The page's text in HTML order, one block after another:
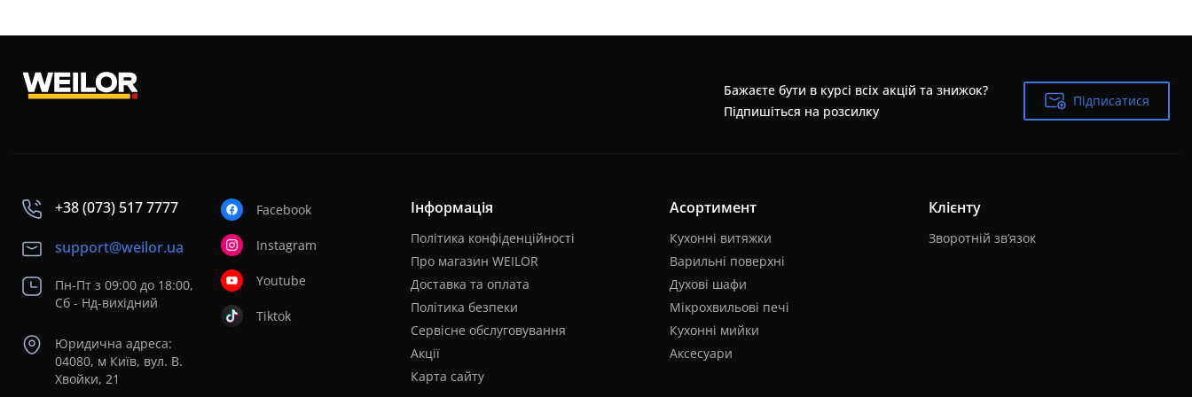
0 800 21 7777
або заповнивши форму електронної заявки.
Бажаєте бути в курсі всіх акцій та знижок?
Підпишіться на розсилку
Підписатися
Підписатися
+38 (073) 517 7777
support@weilor.ua
Пн-Пт з 09:00 до 18:00,
Сб - Нд-вихідний
Юридична адреса:
04080, м Київ, вул. В.
Хвойки, 21
Facebook
Instagram
Youtube
Tiktok
Інформація
Політика конфіденційності
Про магазин WEILOR
Доставка та оплата
Політика безпеки
Сервісне обслуговування
Акції
Карта сайту
Асортимент
Кухонні витяжки
Варильні поверхні
Духові шафи
Мікрохвильові печі
Кухонні мийки
Аксесуари
Клієнту
Зворотній зв’язок